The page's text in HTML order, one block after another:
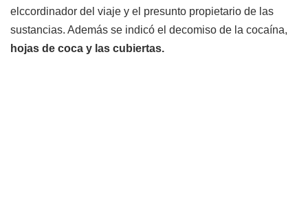
elccordinador del viaje y el presunto propietario de las
sustancias. Además se indicó el decomiso de la cocaína,
hojas de coca y las cubiertas.